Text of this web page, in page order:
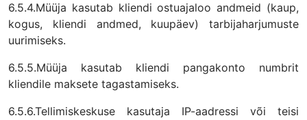
6.5.4.Müüja kasutab kliendi ostuajaloo andmeid (kaup,
kogus, kliendi andmed, kuupäev) tarbijaharjumuste
uurimiseks.
6.5.5.Müüja kasutab kliendi pangakonto numbrit
kliendile maksete tagastamiseks.
6.5.6.Tellimiskeskuse kasutaja IP-aadressi või teisi